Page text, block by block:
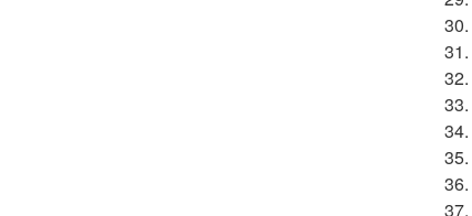
30.
31.
32.
33.
34.
35.
36.
37.